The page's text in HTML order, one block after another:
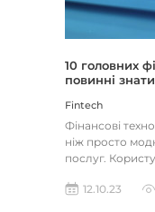
10 головних
повинні знати
Fintech
Фінансові
ніж просто
послуг.
12.10.23